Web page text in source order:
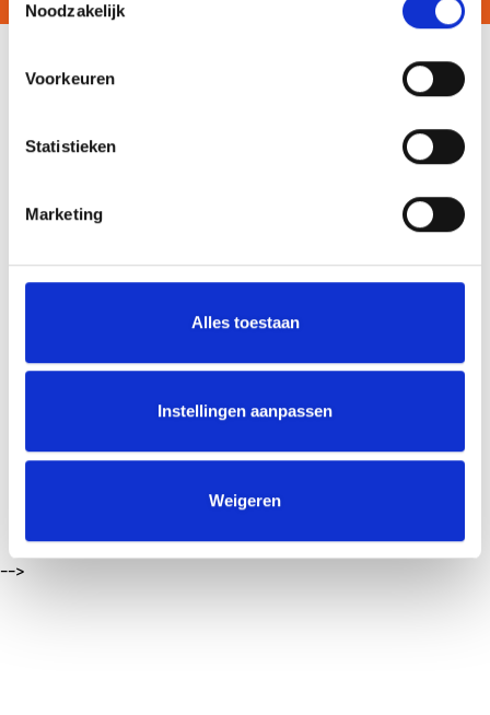
Marketingcookies gebruiken wij alleen als deze
U kunt uw toestemming altijd intrekken of aanpassen via
het cookie-icoon links onderaan de website. Lees meer in
kunnen ontvangen en verwerken.
Noodzakelijk
Voorkeuren
Statistieken
Marketing
Alles toestaan
Instellingen aanpassen
Weigeren
Meer weten over
Huuraanpassing 2026
Gegevens bekijken
Documenten bekijken
Huurprijs bekijken
Problemen met de buren oplossen
Tips om energie te besparen
-->